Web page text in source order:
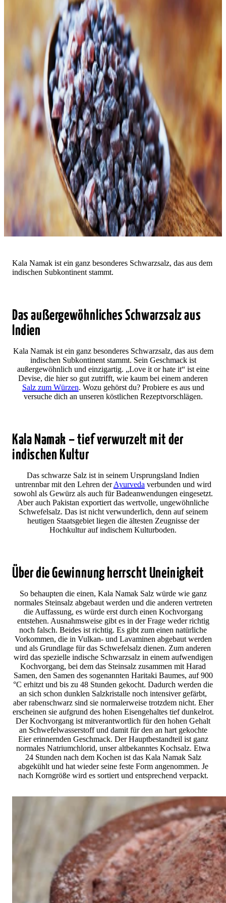
Kala Namak ist ein ganz besonderes Schwarzsalz, das aus dem
indischen Subkontinent stammt.
Das außergewöhnliches Schwarzsalz aus
Indien
Kala Namak ist ein ganz besonderes Schwarzsalz, das aus dem
indischen Subkontinent stammt. Sein Geschmack ist
außergewöhnlich und einzigartig. „Love it or hate it“ ist eine
Devise, die hier so gut zutrifft, wie kaum bei einem anderen
Salz zum Würzen. Wozu gehörst du? Probiere es aus und
versuche dich an unseren köstlichen Rezeptvorschlägen.
Kala Namak – tief verwurzelt mit der
indischen Kultur
Das schwarze Salz ist in seinem Ursprungsland Indien
untrennbar mit den Lehren derAyurveda verbunden und wird
sowohl als Gewürz als auch für Badeanwendungen eingesetzt.
Aber auch Pakistan exportiert das wertvolle, ungewöhnliche
Schwefelsalz. Das ist nicht verwunderlich, denn auf seinem
heutigen Staatsgebiet liegen die ältesten Zeugnisse der
Hochkultur auf indischem Kulturboden.
Über die Gewinnung herrscht Uneinigkeit
So behaupten die einen, Kala Namak Salz würde wie ganz
normales Steinsalz abgebaut werden und die anderen vertreten
die Auffassung, es würde erst durch einen Kochvorgang
entstehen. Ausnahmsweise gibt es in der Frage weder richtig
noch falsch. Beides ist richtig. Es gibt zum einen natürliche
Vorkommen, die in Vulkan- und Lavaminen abgebaut werden
und als Grundlage für das Schwefelsalz dienen. Zum anderen
wird das spezielle indische Schwarzsalz in einem aufwendigen
Kochvorgang, bei dem das Steinsalz zusammen mit Harad
Samen, den Samen des sogenannten Haritaki Baumes, auf 900
°C erhitzt und bis zu 48 Stunden gekocht. Dadurch werden die
an sich schon dunklen Salzkristalle noch intensiver gefärbt,
aber rabenschwarz sind sie normalerweise trotzdem nicht. Eher
erscheinen sie aufgrund des hohen Eisengehaltes tief dunkelrot.
Der Kochvorgang ist mitverantwortlich für den hohen Gehalt
an Schwefelwasserstoff und damit für den an hart gekochte
Eier erinnernden Geschmack. Der Hauptbestandteil ist ganz
normales Natriumchlorid, unser altbekanntes Kochsalz. Etwa
24 Stunden nach dem Kochen ist das Kala Namak Salz
abgekühlt und hat wieder seine feste Form angenommen. Je
nach Korngröße wird es sortiert und entsprechend verpackt.